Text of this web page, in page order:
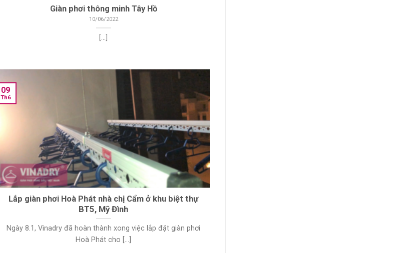
Giàn phơi thông minh Tây Hồ
10/06/2022
[...]
Lắp giàn phơi Hoà Phát nhà chị Cẩm ở khu biệt thự
BT5, Mỹ Đình
Ngày 8.1, Vinadry đã hoàn thành xong việc lắp đặt giàn phơi
Hoà Phát cho [...]
09
Th6